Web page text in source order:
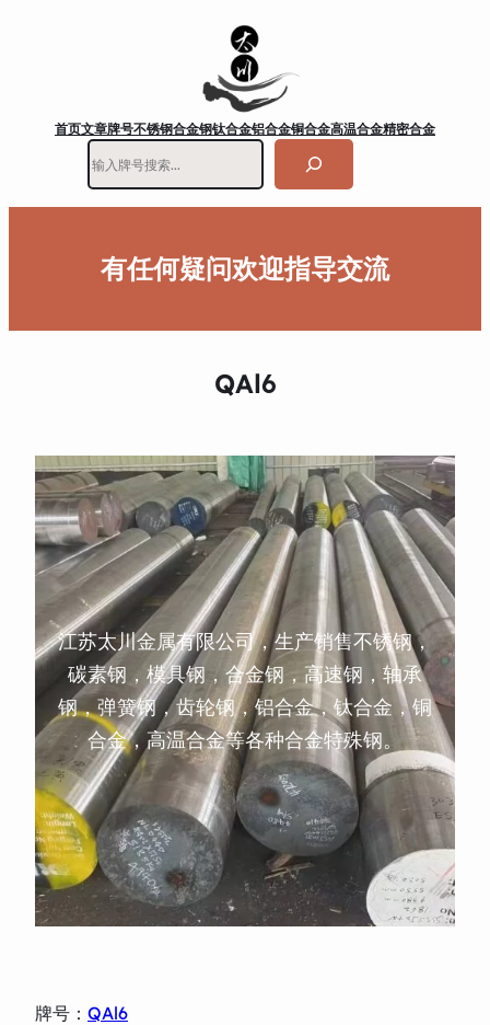
首页文章牌号不锈钢合金钢钛合金铝合金铜合金高温合金精密合金
有任何疑问欢迎指导交流
QAl6
江苏太川金属有限公司，生产销售不锈钢，
碳素钢，模具钢，合金钢，高速钢，轴承
钢，弹簧钢，齿轮钢，铝合金，钛合金，铜
合金，高温合金等各种合金特殊钢。
牌号： QAl6